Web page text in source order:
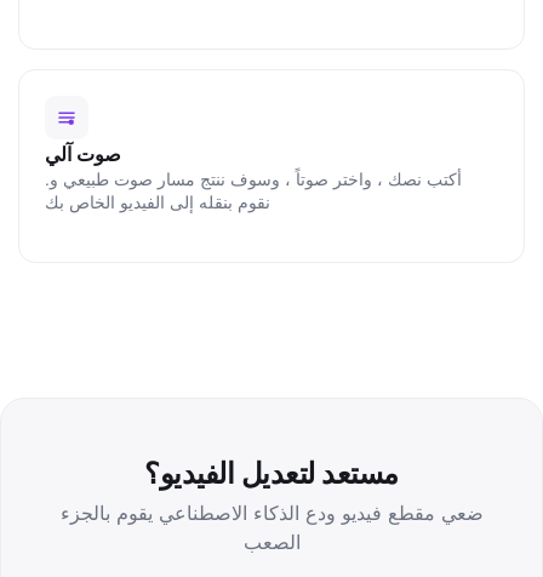
صوت آلي
.أكتب نصك ، واختر صوتاً ، وسوف ننتج مسار صوت طبيعي و
نقوم بنقله إلى الفيديو الخاص بك
مستعد لتعديل الفيديو؟
ضعي مقطع فيديو ودع الذكاء الاصطناعي يقوم بالجزء
الصعب